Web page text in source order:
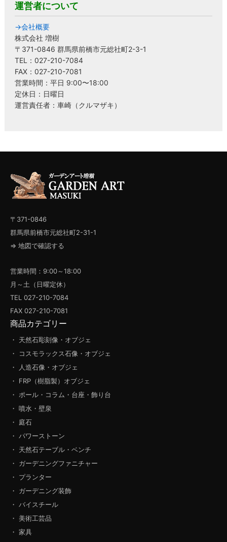
運営者について
→会社概要
株式会社 増樹
〒371-0846 群馬県前橋市元総社町2-3-1
TEL：027-210-7084
FAX：027-210-7081
営業時間：平日 9:00〜18:00
定休日：日曜日
運営責任者：車崎（クルマザキ）
〒371-0846
群馬県前橋市元総社町2-31-1
⇒ 地図で確認する
営業時間：9:00～18:00
月～土（日曜定休）
TEL 027-210-7084
FAX 027-210-7081
商品カテゴリー
・ 天然石彫刻像・オブジェ
・ コスモラックス石像・オブジェ
・ 人造石像・オブジェ
・ FRP（樹脂製）オブジェ
・ ポール・コラム・台座・飾り台
・ 噴水・壁泉
・ 庭石
・ パワーストーン
・ 天然石テーブル・ベンチ
・ ガーデニングファニチャー
・ プランター
・ ガーデニング装飾
・ バイスチール
・ 美術工芸品
・ 家具